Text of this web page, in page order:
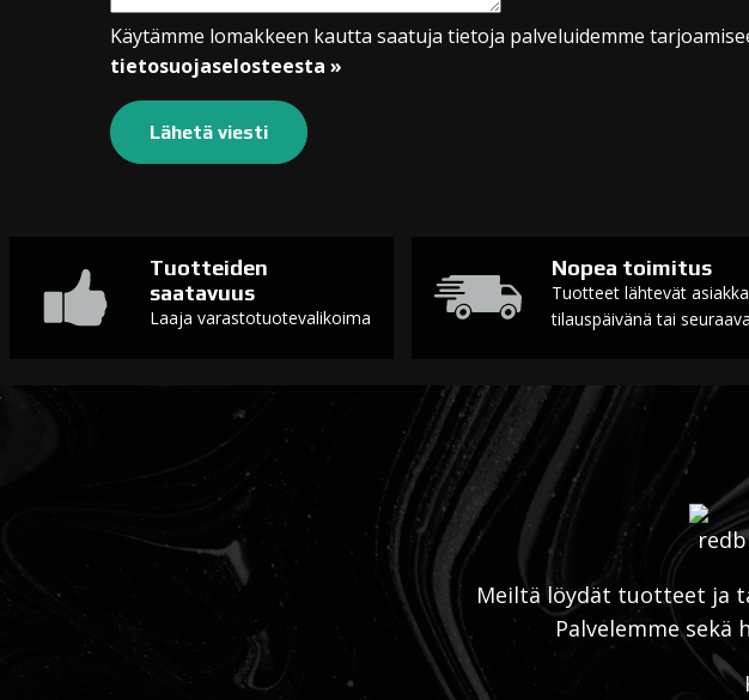
Käytämme lomakkeen kautta saatuja tietoja palveluidemme
tietosuojaselosteesta »
Tuotteiden
saatavuus
Laaja varastotuotevalikoima
Nopea toimitus
Tuotteet lähtevät
tilauspäivänä tai
Meiltä löydät tuotteet ja
Palvelemme